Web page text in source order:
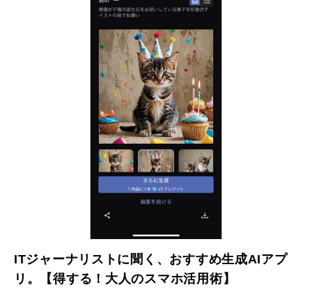
ITジャーナリストに聞く、おすすめ生成AIアプ
リ。【得する！大人のスマホ活用術】